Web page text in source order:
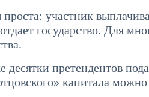
участник
государство. Для
десятки претендентов
капитала